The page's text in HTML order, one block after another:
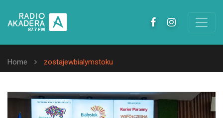
Home zostajewbialymstoku